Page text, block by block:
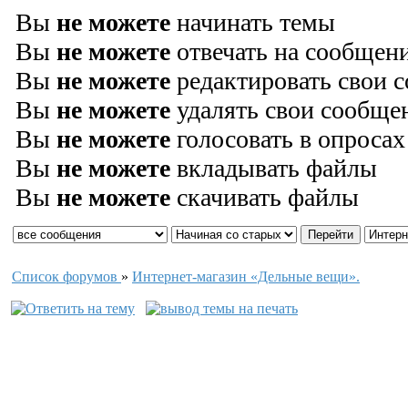
Вы не можете начинать темы
Вы не можете отвечать на
Вы не можете редактировать свои
Вы не можете удалять свои
Вы не можете голосовать в опросах
Вы не можете вкладывать файлы
Вы не можете скачивать файлы
Список форумов » Интернет-магазин «Дельные вещи».